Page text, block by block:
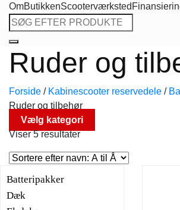
OmButikkenScooterværksted
Søg
efter:
Ruder og
Forside / Kabinescooter reservedele /
Ruder og tilbehør
Vælg kategori
Viser 5 resultater
Batteripakker
Dæk